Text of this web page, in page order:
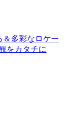
＆多彩なロケー
をカタチに